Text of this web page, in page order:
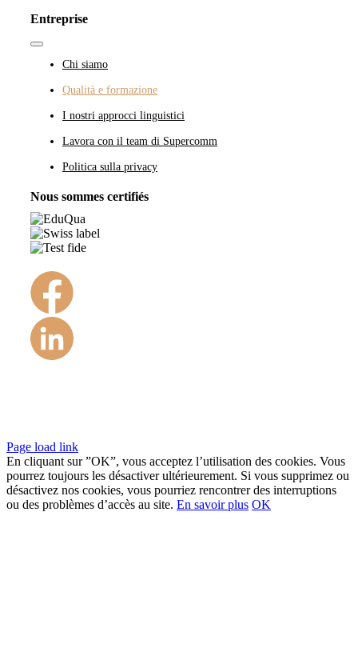
Entreprise
Toggle
NavigationChi siamo
Qualità e formazione
I nostri approcci linguistici
Lavora con il team di Supercomm
Politica sulla privacy
Nous sommes certifiés
Page load link
En cliquant sur ”OK”, vous acceptez l’utilisation des cookies. Vous
pourrez toujours les désactiver ultérieurement. Si vous supprimez ou
désactivez nos cookies, vous pourriez rencontrer des interruptions
ou des problèmes d’accès au site. En savoir plus OK